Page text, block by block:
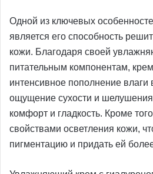
Одной из ключевых
является его способность
кожи. Благодаря своей
питательным компонентам,
интенсивное пополнение влаги
ощущение сухости и
комфорт и гладкость. Кроме
свойствами осветления кожи,
пигментацию и придать ей